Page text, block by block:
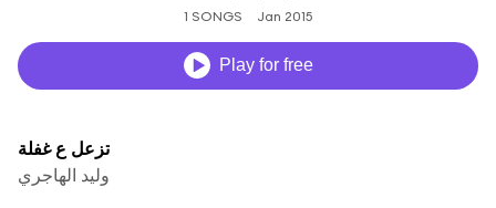
1 SONGS Jan 2015
Play for free
تزعل ع غفلة
وليد الهاجري